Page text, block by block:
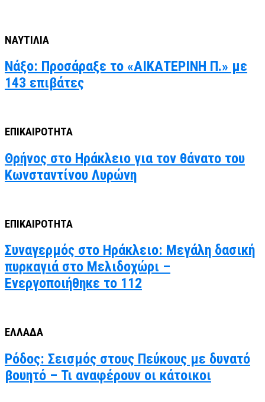
ΝΑΥΤΙΛΙΑ
Νάξο: Προσάραξε το «ΑΙΚΑΤΕΡΙΝΗ Π.» με
143 επιβάτες
ΕΠΙΚΑΙΡΟΤΗΤΑ
Θρήνος στο Ηράκλειο για τον θάνατο του
Κωνσταντίνου Λυρώνη
ΕΠΙΚΑΙΡΟΤΗΤΑ
Συναγερμός στο Ηράκλειο: Μεγάλη δασική
πυρκαγιά στο Μελιδοχώρι –
Ενεργοποιήθηκε το 112
ΕΛΛΑΔΑ
Ρόδος: Σεισμός στους Πεύκους με δυνατό
βουητό – Τι αναφέρουν οι κάτοικοι